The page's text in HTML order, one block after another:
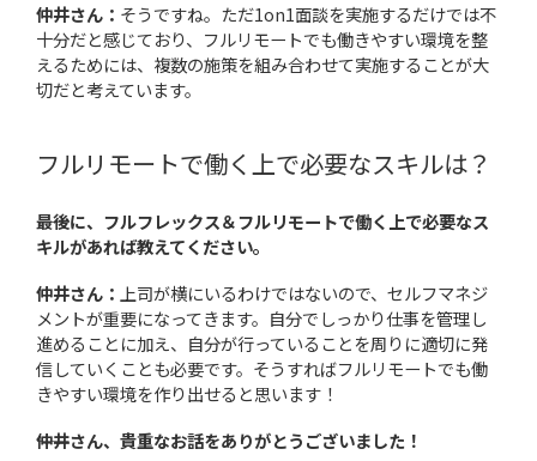
仲井さん： そうですね。ただ1on1面談を実施するだけでは不
十分だと感じており、フルリモートでも働きやすい環境を整
えるためには、複数の施策を組み合わせて実施することが大
切だと考えています。
フルリモートで働く上で必要なスキルは？
――最後に、フルフレックス＆フルリモートで働く上で必要なス
キルがあれば教えてください。
仲井さん： 上司が横にいるわけではないので、セルフマネジ
メントが重要になってきます。自分でしっかり仕事を管理し
進めることに加え、自分が行っていることを周りに適切に発
信していくことも必要です。そうすればフルリモートでも働
きやすい環境を作り出せると思います！
――仲井さん、貴重なお話をありがとうございました！